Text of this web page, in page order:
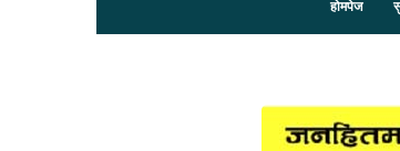
होमपेज